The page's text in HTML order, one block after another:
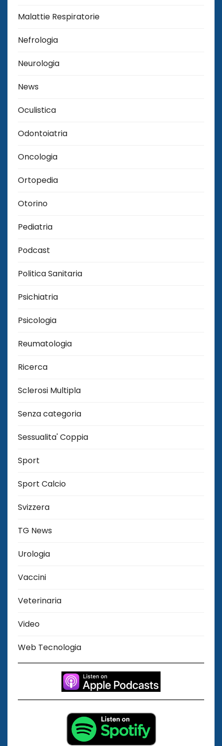
Malattie Respiratorie
Nefrologia
Neurologia
News
Oculistica
Odontoiatria
Oncologia
Ortopedia
Otorino
Pediatria
Podcast
Politica Sanitaria
Psichiatria
Psicologia
Reumatologia
Ricerca
Sclerosi Multipla
Senza categoria
Sessualita' Coppia
Sport
Sport Calcio
Svizzera
TG News
Urologia
Vaccini
Veterinaria
Video
Web Tecnologia